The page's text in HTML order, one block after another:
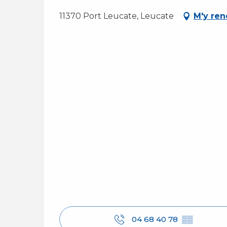
11370 Port Leucate, Leucate M'y
04 68 40 78 ▒▒